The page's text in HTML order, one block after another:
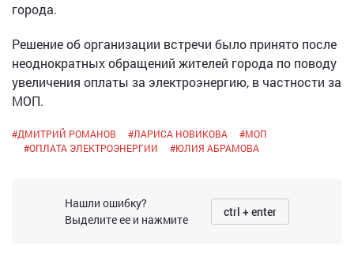
города.
Решение об организации встречи было принято после
неоднократных обращений жителей города по поводу
увеличения оплаты за электроэнергию, в частности за
МОП.
#ДМИТРИЙ РОМАНОВ #ЛАРИСА НОВИКОВА #МОП
#ОПЛАТА ЭЛЕКТРОЭНЕРГИИ #ЮЛИЯ АБРАМОВА
Нашли ошибку?
Выделите ее и нажмите
ctrl + enter